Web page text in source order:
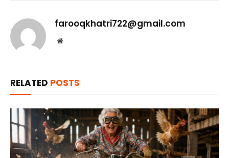
farooqkhatri722@gmail.com
Website
RELATED POSTS